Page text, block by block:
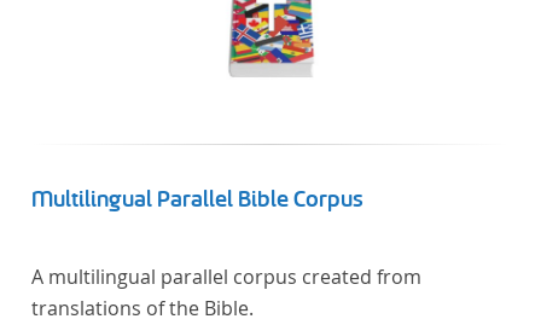
Multilingual Parallel Bible Corpus
A multilingual parallel corpus created from
translations of the Bible.